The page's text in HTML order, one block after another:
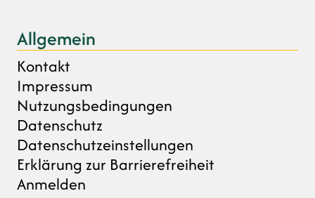
Allgemein
Kontakt
Impressum
Nutzungsbedingungen
Datenschutz
Datenschutzeinstellungen
Erklärung zur Barrierefreiheit
Anmelden